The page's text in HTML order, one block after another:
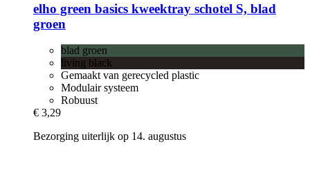
elho green basics kweektray schotel S, blad
groen
blad groen
living black
Gemaakt van gerecycled plastic
Modulair systeem
Robuust
€ 3,29
Bezorging uiterlijk op 14. augustus